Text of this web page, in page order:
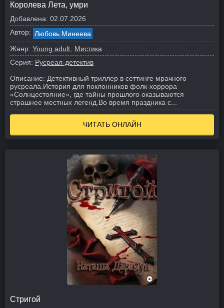
Королева Лета, умри
Добавлена: 02.07.2026
Автор: Любовь Минеева
Жанр: Young adult
Мистика
Серия: Русреал-детектив
Описание: Детективный триллер в сеттинге мрачного
русреала. История для поклонников фолк-хоррора
«Солнцестояние», где тайны прошлого оказываются
страшнее местных легенд. Во время праздника с...
ЧИТАТЬ ОНЛАЙН
Стригой